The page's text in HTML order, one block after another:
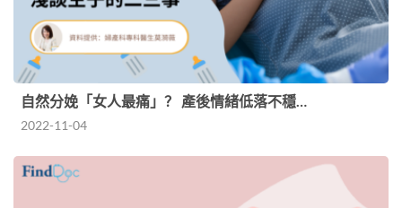
自然分娩「女人最痛」？ 產後情緒低落不穩…
2022-11-04